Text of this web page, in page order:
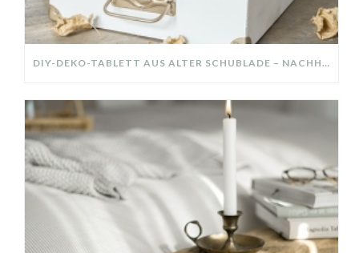
DIY-DEKO-TABLETT AUS ALTER SCHUBLADE – NACHHALTIGE HERBSTDEKO SELBER MACHEN!